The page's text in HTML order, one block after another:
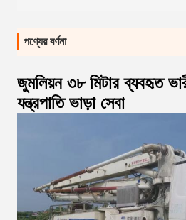
পণ্যের বর্ণনা
জুমলিয়ন ৩৮ মিটার ব্যবহৃত ভারী
যন্ত্রপাতি ভাড়া সেবা